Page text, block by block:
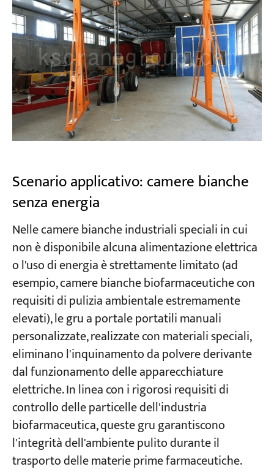
Scenario applicativo: camere bianche
senza energia
Nelle camere bianche industriali speciali in cui
non è disponibile alcuna alimentazione elettrica
o l'uso di energia è strettamente limitato (ad
esempio, camere bianche biofarmaceutiche con
requisiti di pulizia ambientale estremamente
elevati), le gru a portale portatili manuali
personalizzate, realizzate con materiali speciali,
eliminano l'inquinamento da polvere derivante
dal funzionamento delle apparecchiature
elettriche. In linea con i rigorosi requisiti di
controllo delle particelle dell'industria
biofarmaceutica, queste gru garantiscono
l'integrità dell'ambiente pulito durante il
trasporto delle materie prime farmaceutiche.